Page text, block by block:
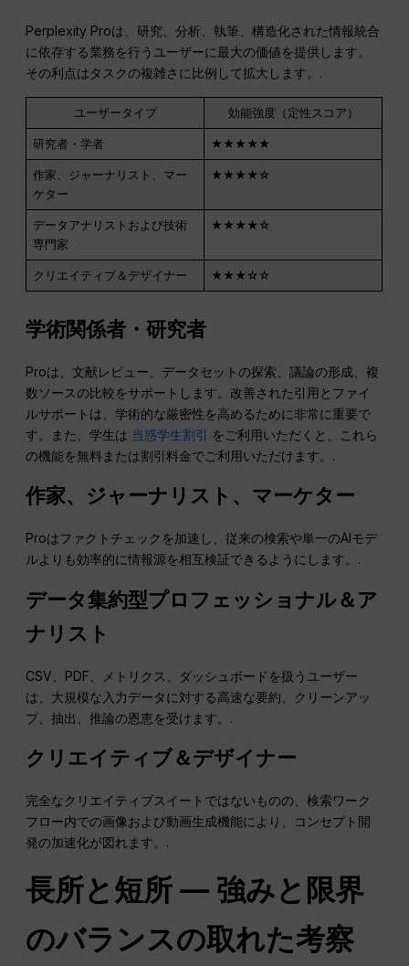
Perplexity Proは、研究、分析、執筆、構造化された情報統合
に依存する業務を行うユーザーに最大の価値を提供します。
その利点はタスクの複雑さに比例して拡大します。.
ユーザータイプ 効能強度（定性スコア）
研究者・学者 ★★★★★
作家、ジャーナリスト、マー
ケター
★★★★☆
データアナリストおよび技術
専門家
★★★★☆
クリエイティブ＆デザイナー ★★★☆☆
学術関係者・研究者
Proは、文献レビュー、データセットの探索、議論の形成、複
数ソースの比較をサポートします。改善された引用とファイ
ルサポートは、学術的な厳密性を高めるために非常に重要で
す。また、学生は 当惑学生割引 をご利用いただくと、これら
の機能を無料または割引料金でご利用いただけます。.
作家、ジャーナリスト、マーケター
Proはファクトチェックを加速し、従来の検索や単一のAIモデ
ルよりも効率的に情報源を相互検証できるようにします。.
データ集約型プロフェッショナル＆ア
ナリスト
CSV、PDF、メトリクス、ダッシュボードを扱うユーザー
は、大規模な入力データに対する高速な要約、クリーンアッ
プ、抽出、推論の恩恵を受けます。.
クリエイティブ＆デザイナー
完全なクリエイティブスイートではないものの、検索ワーク
フロー内での画像および動画生成機能により、コンセプト開
発の加速化が図れます。.
長所と短所 — 強みと限界
のバランスの取れた考察